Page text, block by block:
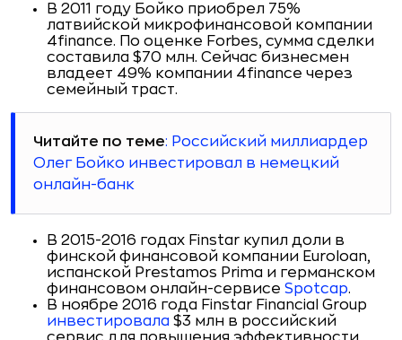
В 2011 году Бойко приобрел 75%
латвийской микрофинансовой компании
4finance. По оценке Forbes, сумма сделки
составила $70 млн. Сейчас бизнесмен
владеет 49% компании 4finance через
семейный траст.
Читайте по теме: Российский миллиардер
Олег Бойко инвестировал в немецкий
онлайн-банк
В 2015-2016 годах Finstar купил доли в
финской финансовой компании Euroloan,
испанской Prestamos Prima и германском
финансовом онлайн-сервисе Spotcap.
В ноябре 2016 года Finstar Financial Group
инвестировала $3 млн в российский
сервис для повышения эффективности